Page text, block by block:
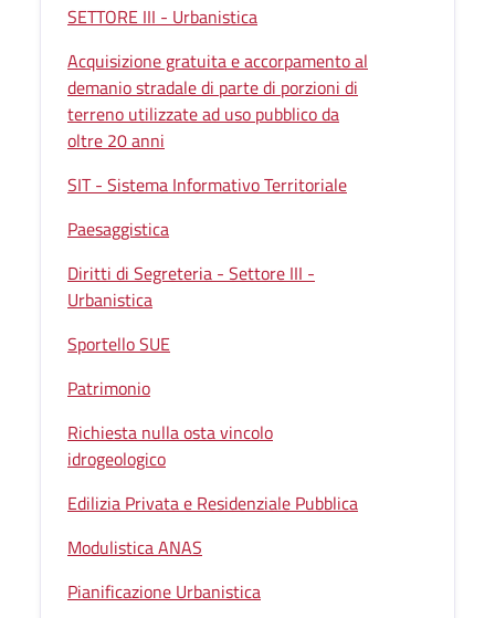
SETTORE III - Urbanistica
Acquisizione gratuita e accorpamento al
demanio stradale di parte di porzioni di
terreno utilizzate ad uso pubblico da
oltre 20 anni
SIT - Sistema Informativo Territoriale
Paesaggistica
Diritti di Segreteria - Settore III -
Urbanistica
Sportello SUE
Patrimonio
Richiesta nulla osta vincolo
idrogeologico
Edilizia Privata e Residenziale Pubblica
Modulistica ANAS
Pianificazione Urbanistica